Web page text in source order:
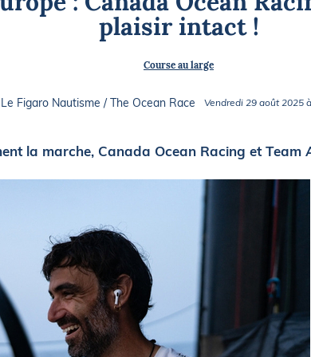
Briefings
plaisir intact !
Course au large
Figaro Nautisme / The Ocean Race Vendredi 29 août 2025
la marche, Canada Ocean Racing et Team